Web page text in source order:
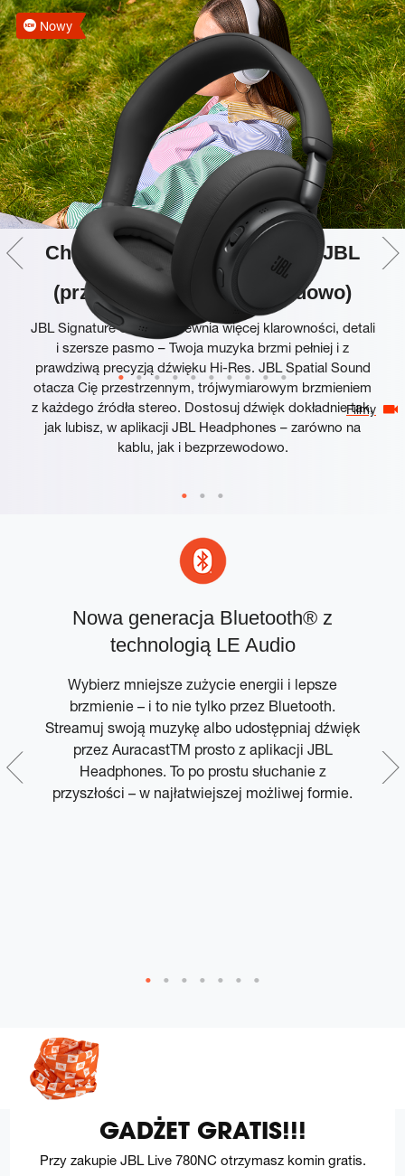
Nowy
Filmy
Charakterystyczne brzmienie JBL
Sound w jakości Hi-Res
(przewodowo i bezprzewodowo)
JBL Signature Sound zapewnia więcej klarowności, detali
i szersze pasmo – Twoja muzyka brzmi pełniej i z
prawdziwą precyzją dźwięku Hi-Res. JBL Spatial Sound
otacza Cię przestrzennym, trójwymiarowym brzmieniem
z każdego źródła stereo. Dostosuj dźwięk dokładnie tak,
jak lubisz, w aplikacji JBL Headphones – zarówno na
kablu, jak i bezprzewodowo.
Nowa generacja Bluetooth® z
technologią LE Audio
Wybierz mniejsze zużycie energii i lepsze
brzmienie – i to nie tylko przez Bluetooth.
Streamuj swoją muzykę albo udostępniaj dźwięk
przez AuracastTM prosto z aplikacji JBL
Headphones. To po prostu słuchanie z
przyszłości – w najłatwiejszej możliwej formie.
GADŻET GRATIS!!!
Przy zakupie JBL Live 780NC otrzymasz komin gratis.